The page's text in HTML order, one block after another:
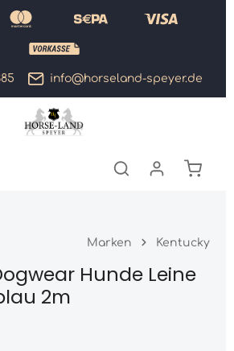
info@horseland-speyer.de
Marken Kentucky
Hunde Leine
2m